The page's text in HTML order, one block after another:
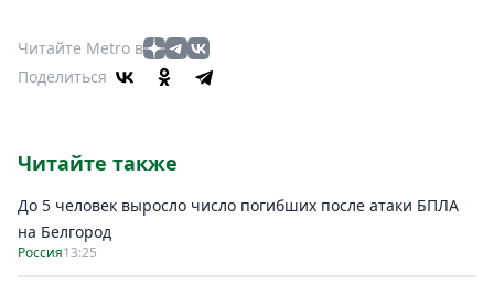
Читайте Metro в
Поделиться
Читайте также
До 5 человек выросло число погибших после атаки БПЛА
на Белгород
Россия13:25